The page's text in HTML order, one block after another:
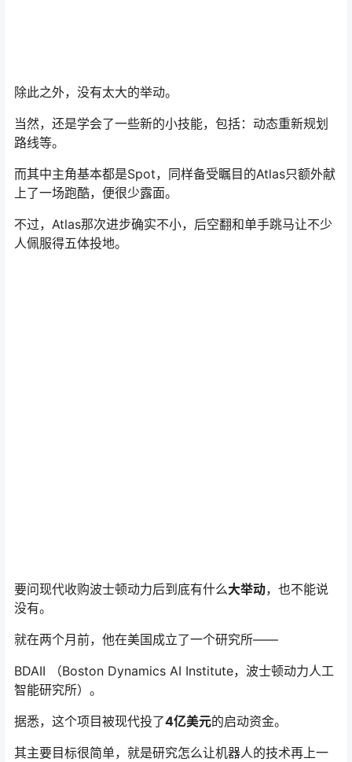
除此之外，没有太大的举动。
当然，还是学会了一些新的小技能，包括：动态重新规划
路线等。
而其中主角基本都是Spot，同样备受瞩目的Atlas只额外献
上了一场跑酷，便很少露面。
不过，Atlas那次进步确实不小，后空翻和单手跳马让不少
人佩服得五体投地。
要问现代收购波士顿动力后到底有什么大举动，也不能说
没有。
就在两个月前，他在美国成立了一个研究所——
BDAII （Boston Dynamics AI Institute，波士顿动力人工
智能研究所）。
据悉，这个项目被现代投了4亿美元的启动资金。
其主要目标很简单，就是研究怎么让机器人的技术再上一